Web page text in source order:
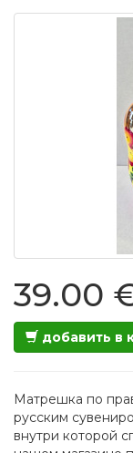
39.00
добавить в
Матрешка по
русским
внутри которой